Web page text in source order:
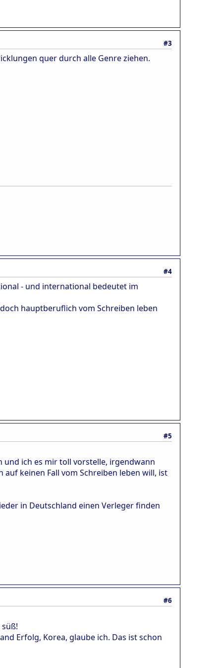
#3
quer durch alle Genre ziehen.
#4
- und international bedeutet im
hauptberuflich vom Schreiben leben
#5
und ich es mir toll vorstelle, irgendwann
keinen Fall vom Schreiben leben will, ist
in Deutschland einen Verleger finden
#6
Erfolg, Korea, glaube ich. Das ist schon